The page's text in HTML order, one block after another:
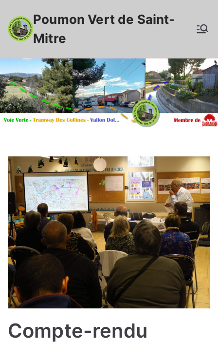
contenu
Poumon Vert de Saint-
Mitre
Compte-rendu